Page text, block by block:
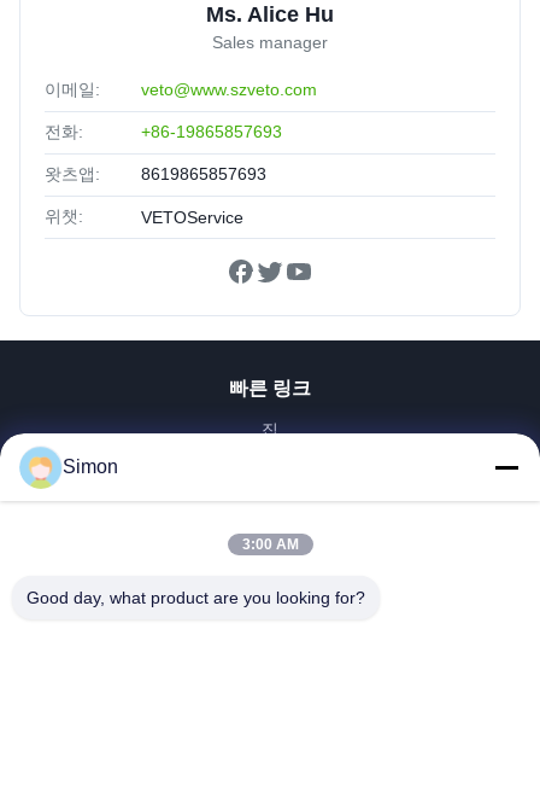
Ms. Alice Hu
Sales manager
이메일: veto@www.szveto.com
전화: +86-19865857693
왓츠앱: 8619865857693
위챗: VETOService
빠른 링크
집
비디오
우리 에 관한 것
품질 관리
Simon
3:00 AM
Good day, what product are you looking for?